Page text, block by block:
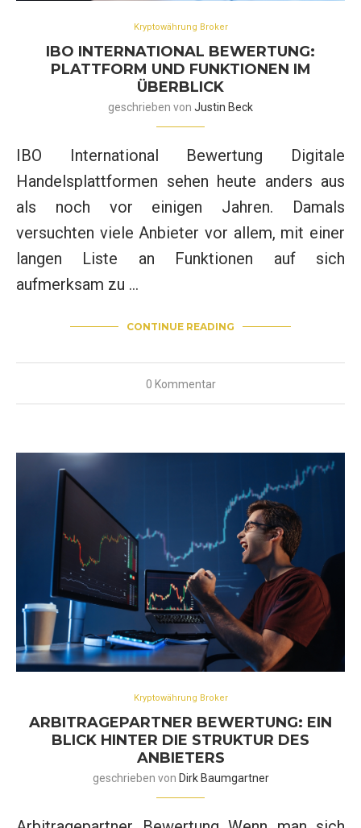
Kryptowährung Broker
IBO INTERNATIONAL BEWERTUNG:
PLATTFORM UND FUNKTIONEN IM
ÜBERBLICK
geschrieben von Justin Beck
IBO International Bewertung Digitale
Handelsplattformen sehen heute anders aus
als noch vor einigen Jahren. Damals
versuchten viele Anbieter vor allem, mit einer
langen Liste an Funktionen auf sich
aufmerksam zu …
CONTINUE READING
0 Kommentar
Kryptowährung Broker
ARBITRAGEPARTNER BEWERTUNG: EIN
BLICK HINTER DIE STRUKTUR DES
ANBIETERS
geschrieben von Dirk Baumgartner